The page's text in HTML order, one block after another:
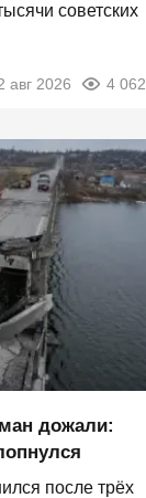
советских
авг 2026 4 062
дожали:
после трёх